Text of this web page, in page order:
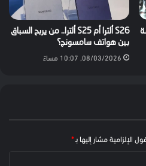
S26 ألترا أم S25 ألترا.. من يربح السباق
بين هواتف سامسونج؟
08/03/2026, 10:07 مساءً
الإلزامية مشار إليها بـ*